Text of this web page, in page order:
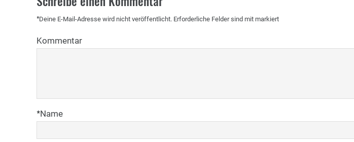
Deine E-Mail-Adresse wird nicht veröffentlicht. Erforderliche Felder sind mit
* markiert
Kommentar
Name
*